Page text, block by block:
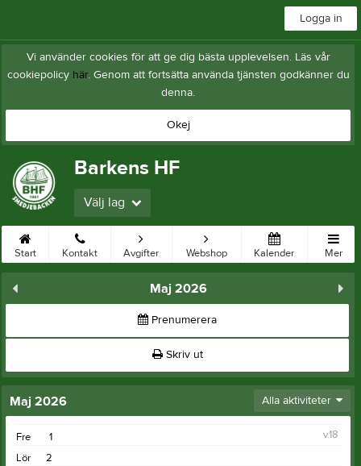
Logga in
Vi använder cookies för att ge dig bästa upplevelsen. Läs vår
cookiepolicy här. Genom att fortsätta använda tjänsten godkänner du
denna.
Okej
Barkens HF
Välj lag
Start Kontakt Avgifter Webshop Kalender Mer
Maj 2026
Prenumerera
Skriv ut
Maj 2026 Alla aktiviteter
1
Fre
v.18
2
Lör